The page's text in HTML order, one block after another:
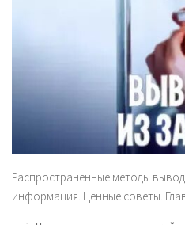
Распространенные методы
информация. Ценные советы.